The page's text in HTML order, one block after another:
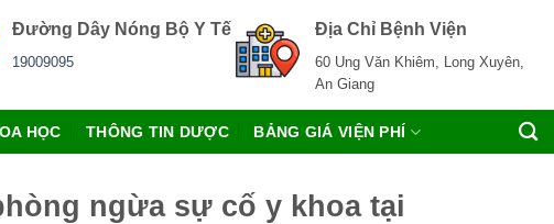
Đường Dây Nóng Bộ Y Tế
19009095
Địa Chỉ Bệnh Viện
60 Ung Văn Khiêm, Long Xuyên,
An Giang
HỌC THÔNG TIN DƯỢC BẢNG GIÁ VIỆN PHÍ
ngừa sự cố y khoa tại